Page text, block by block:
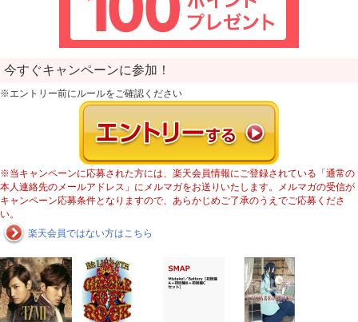
今すぐキャンペーンに参加！
※エントリー前にルールをご確認ください
※当キャンペーンに応募された方には、楽天会員情報にご登録されている「通常の
本人連絡先のメールアドレス」にメルマガをお送りいたします。メルマガの受信が
キャンペーン応募条件となりますので、あらかじめご了承のうえでご応募くださ
い。
楽天会員ではない方はこちら